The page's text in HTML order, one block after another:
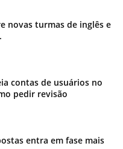
novas turmas de inglês e
contas de usuários no
pedir revisão
entra em fase mais